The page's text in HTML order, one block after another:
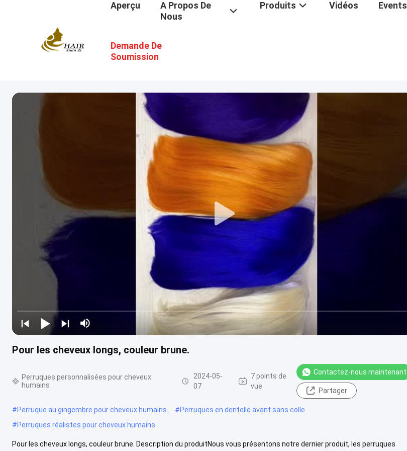
Aperçu
A Propos De
Nous
Produits Vidéos
Events
Demande De
Soumission
Pour les cheveux longs, couleur brune.
Perruques personnalisées pour cheveux
humains
2024-05-
07
7 points de
vue
Contactez-nous maintenant
Partager
#Perruque au gingembre pour cheveux humains #Perruques en dentelle avant sans colle
#Perruques réalistes pour cheveux humains
Pour les cheveux longs, couleur brune. Description du produitNous vous présentons notre dernier produit, les perruques